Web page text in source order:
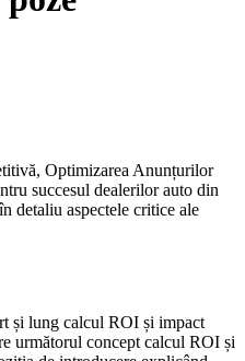
Optimizarea Anunțurilor
succesul dealerilor auto din
detaliu aspectele critice ale
și lung calcul ROI și impact
următorul concept calcul ROI și